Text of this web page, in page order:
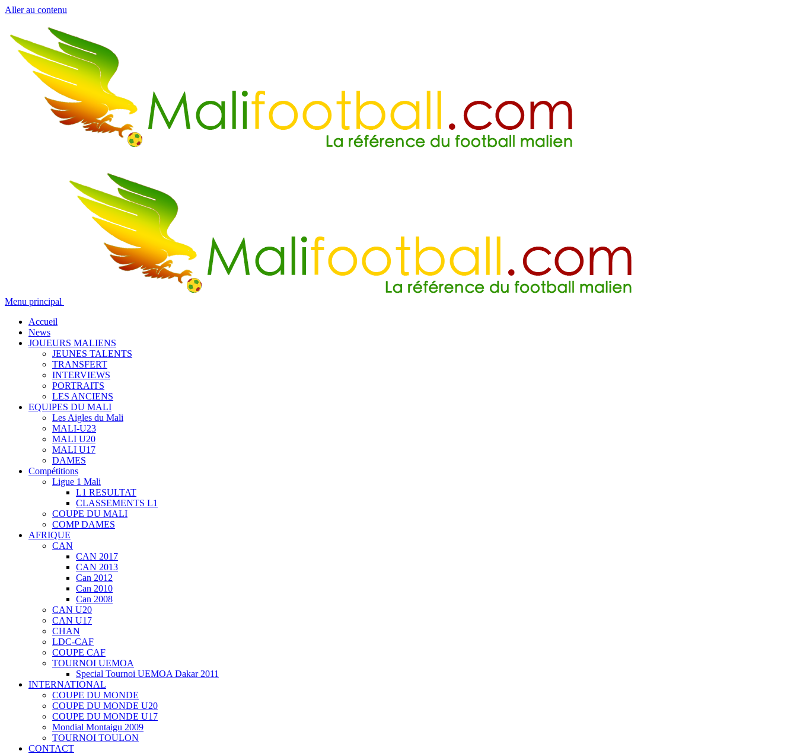
Aller au contenu
Menu principal
Accueil
News
JOUEURS MALIENS
JEUNES TALENTS
TRANSFERT
INTERVIEWS
PORTRAITS
LES ANCIENS
EQUIPES DU MALI
Les Aigles du Mali
MALI-U23
MALI U20
MALI U17
DAMES
Compétitions
Ligue 1 Mali
L1 RESULTAT
CLASSEMENTS L1
COUPE DU MALI
COMP DAMES
AFRIQUE
CAN
CAN 2017
CAN 2013
Can 2012
Can 2010
Can 2008
CAN U20
CAN U17
CHAN
LDC-CAF
COUPE CAF
TOURNOI UEMOA
Special Tournoi UEMOA Dakar 2011
INTERNATIONAL
COUPE DU MONDE
COUPE DU MONDE U20
COUPE DU MONDE U17
Mondial Montaigu 2009
TOURNOI TOULON
CONTACT